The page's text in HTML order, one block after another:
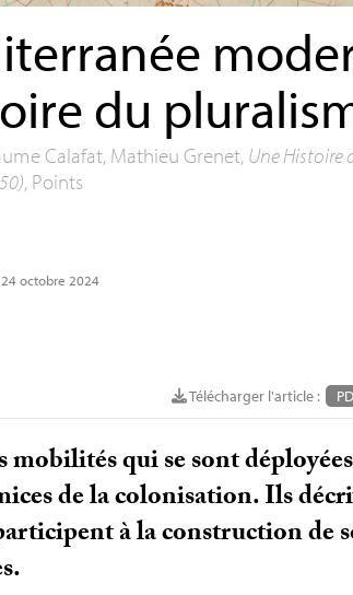
du
Calafat, Mathieu Grenet, Une Histoire
, Points
octobre 2024
Télécharger l'article :
qui se sont
de la colonisation. Ils
à la construction de